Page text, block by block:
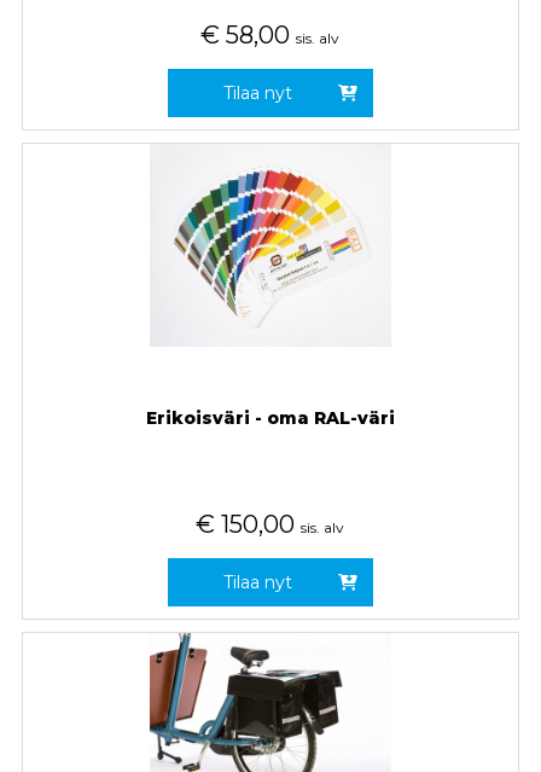
€ 58,00 sis. alv
Tilaa nyt
Erikoisväri - oma RAL-väri
€ 150,00 sis. alv
Tilaa nyt